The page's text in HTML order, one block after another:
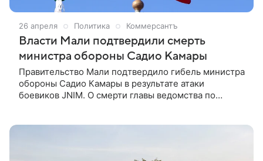
26 апреля Политика Коммерсантъ
Власти Мали подтвердили смерть
министра обороны Садио Камары
Правительство Мали подтвердило гибель министра
обороны Садио Камары в результате атаки
боевиков JNIM. О смерти главы ведомства по